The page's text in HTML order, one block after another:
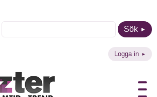
Sök
Logga in